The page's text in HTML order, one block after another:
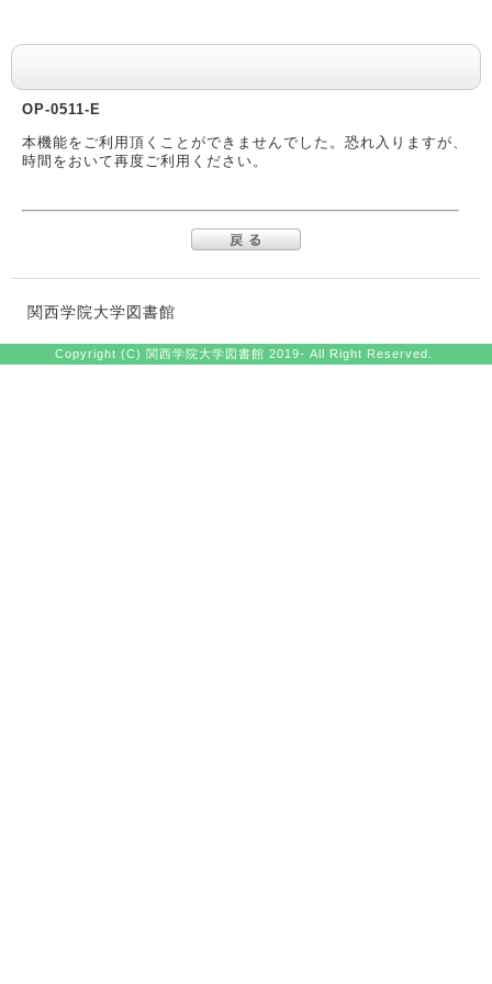
OP-0511-E
本機能をご利用頂くことができませんでした。恐れ入りますが、
時間をおいて再度ご利用ください。
関西学院大学図書館
Copyright (C) 関西学院大学図書館 2019- All Right Reserved.